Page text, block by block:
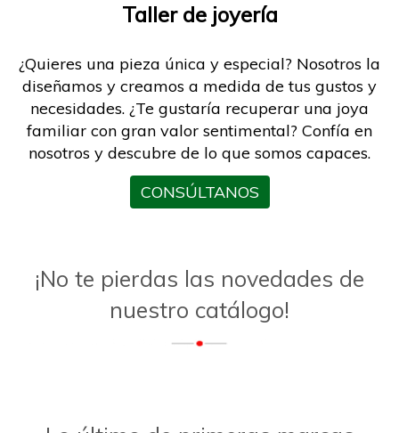
Taller de joyería
¿Quieres una pieza única y especial? Nosotros la
diseñamos y creamos a medida de tus gustos y
necesidades. ¿Te gustaría recuperar una joya
familiar con gran valor sentimental? Confía en
nosotros y descubre de lo que somos capaces.
CONSÚLTANOS
¡No te pierdas las novedades de
nuestro catálogo!